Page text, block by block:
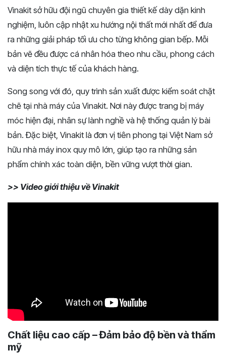
Vinakit sở hữu đội ngũ chuyên gia thiết kế dày dặn kinh
nghiệm, luôn cập nhật xu hướng nội thất mới nhất để đưa
ra những giải pháp tối ưu cho từng không gian bếp. Mỗi
bản vẽ đều được cá nhân hóa theo nhu cầu, phong cách
và diện tích thực tế của khách hàng.
Song song với đó, quy trình sản xuất được kiểm soát chặt
chẽ tại nhà máy của Vinakit. Nơi này được trang bị máy
móc hiện đại, nhân sự lành nghề và hệ thống quản lý bài
bản. Đặc biệt, Vinakit là đơn vị tiên phong tại Việt Nam sở
hữu nhà máy inox quy mô lớn, giúp tạo ra những sản
phẩm chính xác toàn diện, bền vững vượt thời gian.
>> Video giới thiệu về Vinakit
Chất liệu cao cấp – Đảm bảo độ bền và thẩm
mỹ